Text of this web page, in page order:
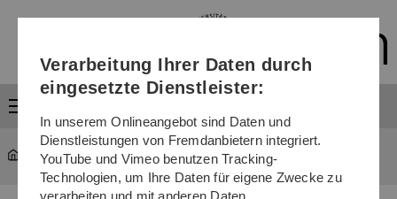
Direkt
Direkt
Direkt
(Sprache,
Drucken,
Media)
Direkt
Direkt
Verarbeitung Ihrer Daten durch
eingesetzte Dienstleister:
In unserem Onlineangebot sind Daten und
Dienstleistungen von Fremdanbietern integriert.
YouTube und Vimeo benutzen Tracking-
Technologien, um Ihre Daten für eigene Zwecke zu
verarbeiten und mit anderen Daten